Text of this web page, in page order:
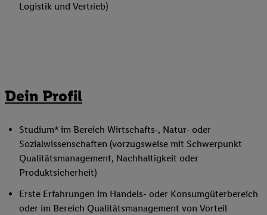
Logistik und Vertrieb)
Dein Profil
Studium* im Bereich Wirtschafts-, Natur- oder
Sozialwissenschaften (vorzugsweise mit Schwerpunkt
Qualitätsmanagement, Nachhaltigkeit oder
Produktsicherheit)
Erste Erfahrungen im Handels- oder Konsumgüterbereich
oder im Bereich Qualitätsmanagement von Vorteil